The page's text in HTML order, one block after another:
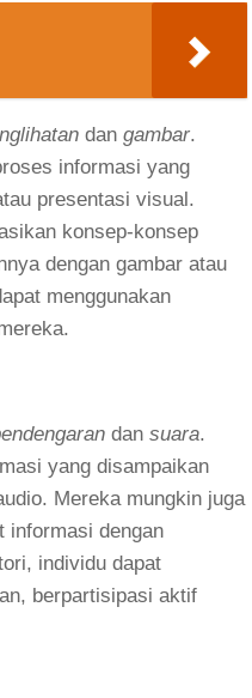
dan gambar.
informasi yang
presentasi visual.
konsep-konsep
dengan gambar atau
menggunakan
dan suara.
yang disampaikan
Mereka mungkin juga
informasi dengan
individu dapat
berpartisipasi aktif